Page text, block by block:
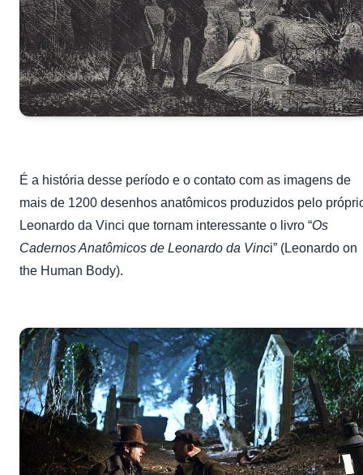
É a história desse período e o contato com as imagens de
mais de 1200 desenhos anatômicos produzidos pelo
Leonardo da Vinci que tornam interessante o livro “Os
Cadernos Anatômicos de Leonardo da Vinci” (Leonardo on
the Human Body).